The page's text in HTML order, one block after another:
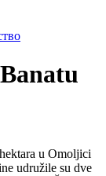
u Omoljici
udružile su dve